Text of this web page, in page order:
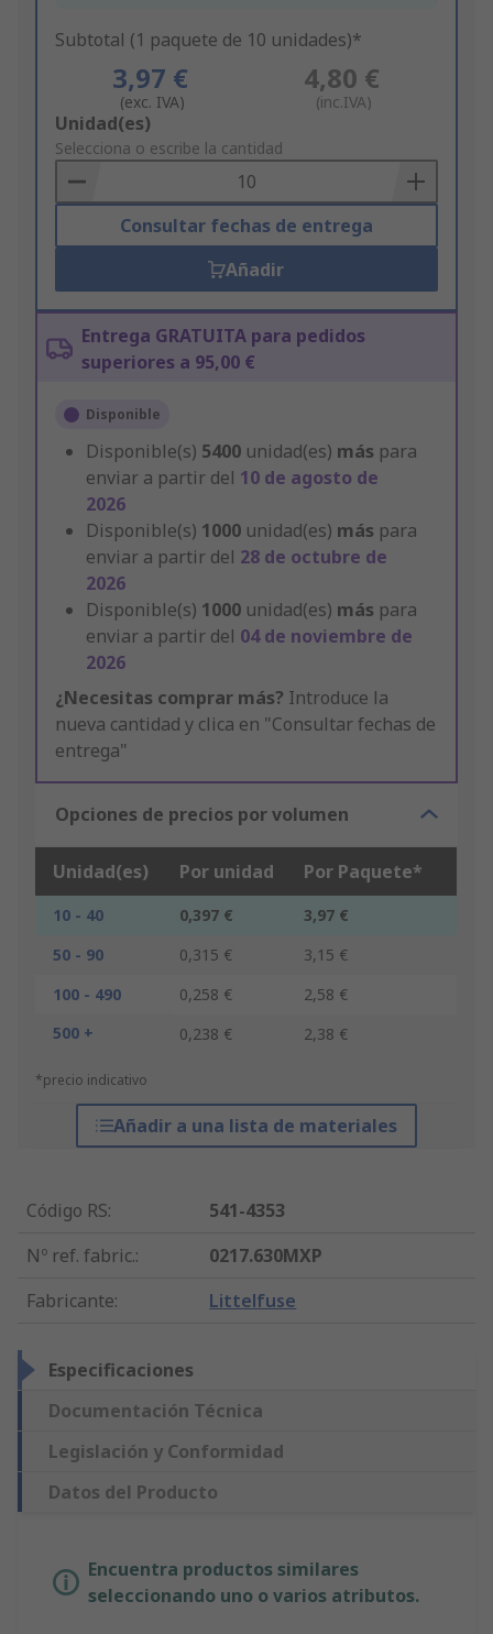
Subtotal (1 paquete de 10 unidades)*
3,97 €
(exc. IVA)
4,80 €
(inc.IVA)
Add
to
Basket
Unidad(es)
Selecciona o escribe la cantidad
Consultar fechas de entrega
Añadir
Entrega GRATUITA para pedidos
superiores a 95,00 €
Disponible
Disponible(s) 5400 unidad(es) más para
enviar a partir del 10 de agosto de
2026
Disponible(s) 1000 unidad(es) más para
enviar a partir del 28 de octubre de
2026
Disponible(s) 1000 unidad(es) más para
enviar a partir del 04 de noviembre de
2026
¿Necesitas comprar más? Introduce la
nueva cantidad y clica en "Consultar fechas de
entrega"
Opciones de precios por volumen
Unidad(es) Por unidad Por Paquete*
10 - 40 0,397 €
3,97 €
50 - 90
0,315 €
3,15 €
100 - 490
0,258 €
2,58 €
500 +
0,238 € 2,38 €
*precio indicativo
Añadir a una lista de materiales
Código RS:
541-4353
Nº ref. fabric.:
0217.630MXP
Fabricante: Littelfuse
Especificaciones
Documentación Técnica
Legislación y Conformidad
Datos del Producto
Encuentra productos similares
seleccionando uno o varios atributos.